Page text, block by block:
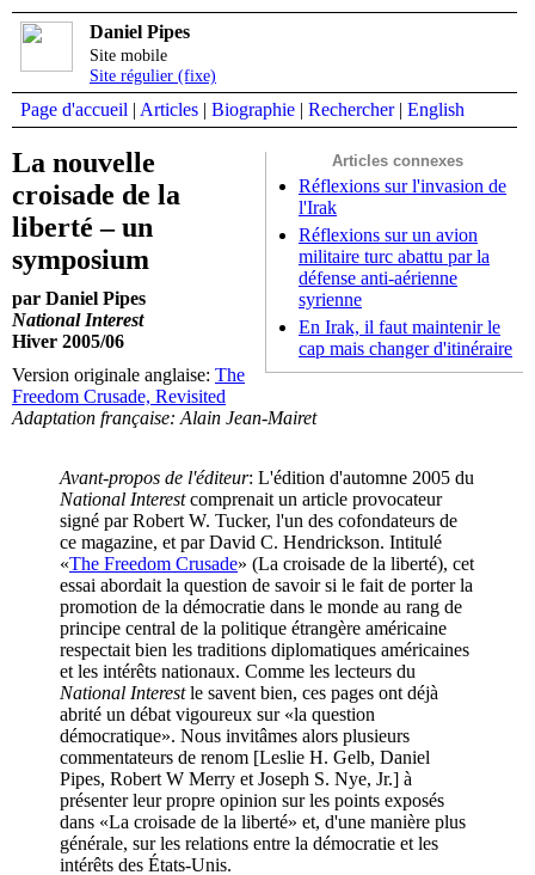
Daniel Pipes
Site mobile
Site régulier (fixe)
Page d'accueil | Articles | Biographie | Rechercher| English
Articles connexes
Réflexions sur l'invasion de
l'Irak
Réflexions sur un avion
militaire turc abattu par la
défense anti-aérienne
syrienne
En Irak, il faut maintenir le
cap mais changer d'itinéraire
La nouvelle
croisade de la
liberté – un
symposium
par Daniel Pipes
National Interest
Hiver 2005/06
Version originale anglaise: The
Freedom Crusade, Revisited
Adaptation française: Alain Jean-Mairet
Avant-propos de l'éditeur: L'édition d'automne 2005 du
National Interestcomprenait un article provocateur
signé par Robert W. Tucker, l'un des cofondateurs de
ce magazine, et par David C. Hendrickson. Intitulé
«The Freedom Crusade» (La croisade de la liberté), cet
essai abordait la question de savoir si le fait de porter la
promotion de la démocratie dans le monde au rang de
principe central de la politique étrangère américaine
respectait bien les traditions diplomatiques américaines
et les intérêts nationaux. Comme les lecteurs du
National Interestle savent bien, ces pages ont déjà
abrité un débat vigoureux sur «la question
démocratique». Nous invitâmes alors plusieurs
commentateurs de renom [Leslie H. Gelb, Daniel
Pipes, Robert W Merry et Joseph S. Nye, Jr.] à
présenter leur propre opinion sur les points exposés
dans «La croisade de la liberté» et, d'une manière plus
générale, sur les relations entre la démocratie et les
intérêts des États-Unis.